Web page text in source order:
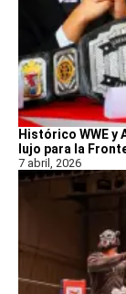
Histórico WWE y
lujo para la
7 abril, 2026